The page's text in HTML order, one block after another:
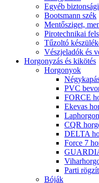
Egyéb
Bootsmann szék
Mentősziget,
Pirotechnikai
Tűzoltó
Vészjeladók és
Horgonyzás és kikötés
Horgonyok
PVC
FORCE
Ekevas
CQR
DELTA
Force 7
Parti
Bóják